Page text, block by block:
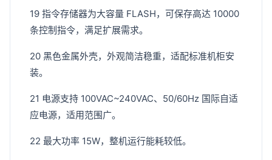
19 指令存储器为大容量 FLASH，可保存高达 10000
条控制指令，满足扩展需求。
20 黑色金属外壳，外观简洁稳重，适配标准机柜安
装。
21 电源支持 100VAC~240VAC、50/60Hz 国际自适
应电源，适用范围广。
22 最大功率 15W，整机运行能耗较低。